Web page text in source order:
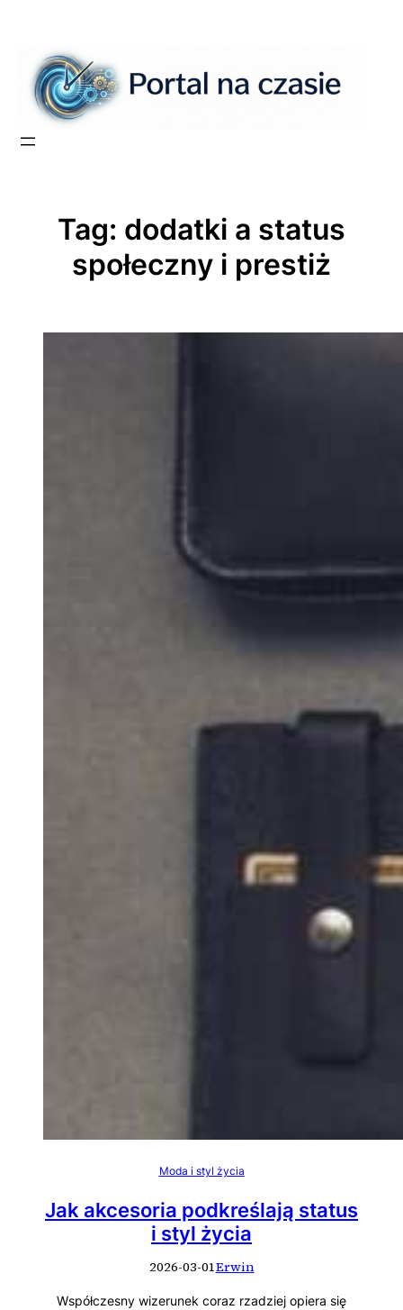
treści
Tag: dodatki a status
społeczny i prestiż
Moda i styl życia
Jak akcesoria podkreślają status
i styl życia
2026-03-01Erwin
Współczesny wizerunek coraz rzadziej opiera się